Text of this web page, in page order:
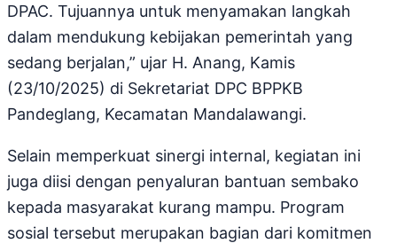
DPAC. Tujuannya untuk menyamakan langkah
dalam mendukung kebijakan pemerintah yang
sedang berjalan,” ujar H. Anang, Kamis
(23/10/2025) di Sekretariat DPC BPPKB
Pandeglang, Kecamatan Mandalawangi.
Selain memperkuat sinergi internal, kegiatan ini
juga diisi dengan penyaluran bantuan sembako
kepada masyarakat kurang mampu. Program
sosial tersebut merupakan bagian dari komitmen